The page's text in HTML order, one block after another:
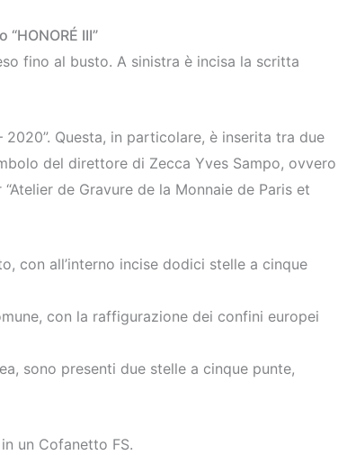
III”
fino al busto. A sinistra è incisa la scritta
Questa, in particolare, è inserita tra due
del direttore di Zecca Yves Sampo, ovvero
de Gravure de la Monnaie de Paris et
con all’interno incise dodici stelle a cinque
con la raffigurazione dei confini europei
sono presenti due stelle a cinque punte,
un Cofanetto FS.